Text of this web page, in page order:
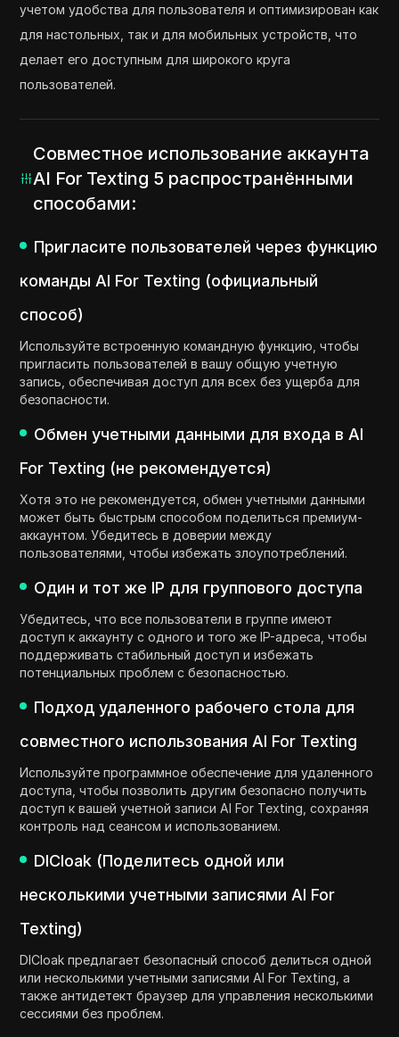
учетом удобства для пользователя и оптимизирован как
для настольных, так и для мобильных устройств, что
делает его доступным для широкого круга
пользователей.
Совместное использование аккаунта
AI For Texting 5 распространёнными
способами:
Пригласите пользователей через функцию
команды AI For Texting (официальный
способ)
Используйте встроенную командную функцию, чтобы
пригласить пользователей в вашу общую учетную
запись, обеспечивая доступ для всех без ущерба для
безопасности.
Обмен учетными данными для входа в AI
For Texting (не рекомендуется)
Хотя это не рекомендуется, обмен учетными данными
может быть быстрым способом поделиться премиум-
аккаунтом. Убедитесь в доверии между
пользователями, чтобы избежать злоупотреблений.
Один и тот же IP для группового доступа
Убедитесь, что все пользователи в группе имеют
доступ к аккаунту с одного и того же IP-адреса, чтобы
поддерживать стабильный доступ и избежать
потенциальных проблем с безопасностью.
Подход удаленного рабочего стола для
совместного использования AI For Texting
Используйте программное обеспечение для удаленного
доступа, чтобы позволить другим безопасно получить
доступ к вашей учетной записи AI For Texting, сохраняя
контроль над сеансом и использованием.
DICloak (Поделитесь одной или
несколькими учетными записями AI For
Texting)
DICloak предлагает безопасный способ делиться одной
или несколькими учетными записями AI For Texting, а
также антидетект браузер для управления несколькими
сессиями без проблем.